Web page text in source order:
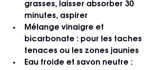
grasses, laisser absorber 30
minutes, aspirer
Mélange vinaigre et
bicarbonate : pour les taches
tenaces ou les zones jaunies
Eau froide et savon neutre :